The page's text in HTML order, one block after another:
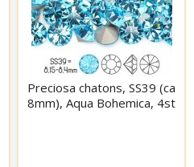
Preciosa chatons, SS39 (ca
8mm), Aqua Bohemica, 4st